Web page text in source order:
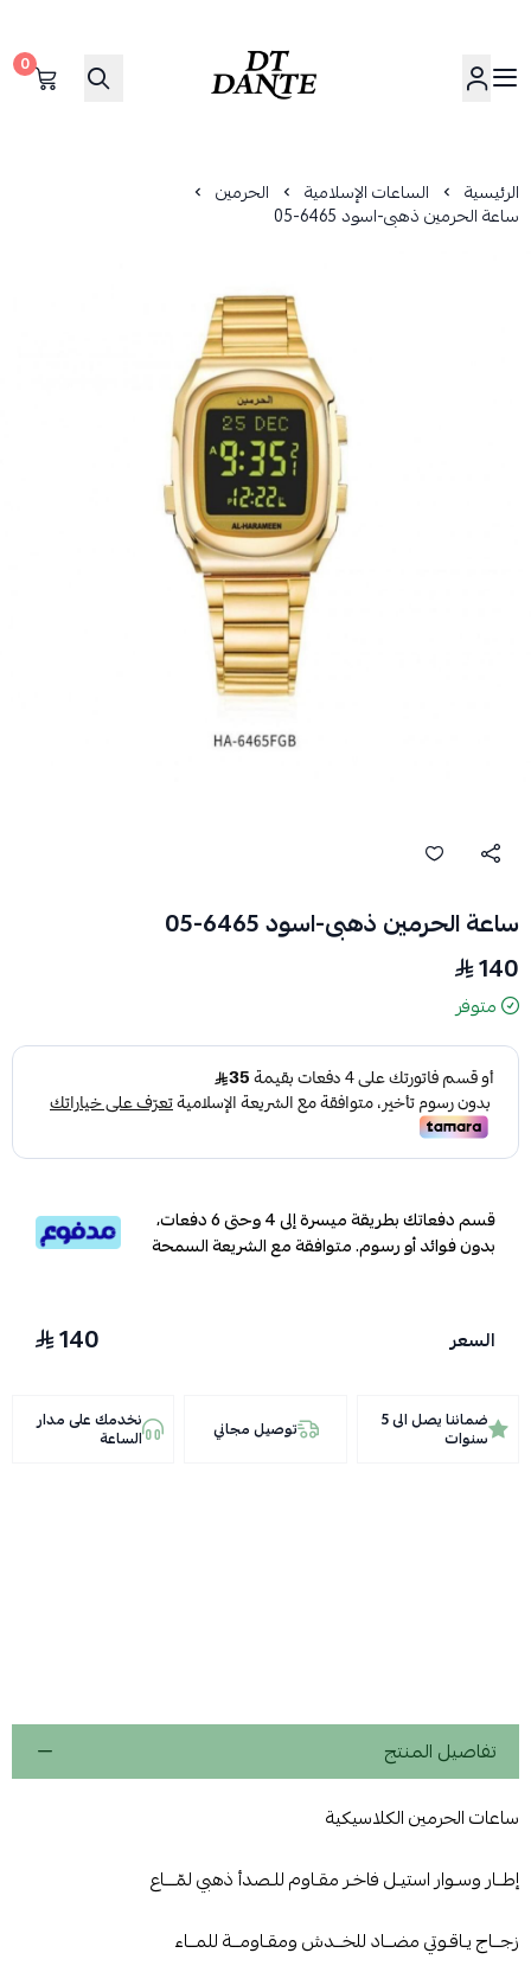
دانتي | DANTE
0
الرئيسية الساعات الإسلامية الحرمين
ساعة الحرمين ذهبى-اسود 6465-05
ساعة الحرمين ذهبى-اسود 6465-05
140
متوفر
قسم دفعاتك بطريقة ميسرة إلى 4 وحتى 6 دفعات،
بدون فوائد أو رسوم. متوافقة مع الشريعة السمحة
السعر 140
ضماننا يصل الى 5
سنوات توصيل مجاني نخدمك على مدار
الساعة
تفاصيل المنتج
ساعات الحرمين الكلاسيكية
إطــار وسـوار استيـل فاخـر مقـاوم للـصدأ ذهبي لمّـــاع
زجــاج يـاقـوتي مضــاد للخــدش ومقـاومــة للمــاء